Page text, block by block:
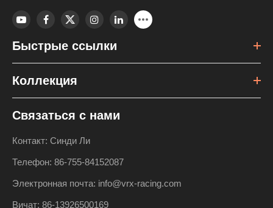
Быстрые ссылки
Коллекция
Связаться с нами
Контакт: Синди Ли
Телефон: 86-755-84152087
Электронная почта: info@vrx-racing.com
Вичат: 86-13926500169